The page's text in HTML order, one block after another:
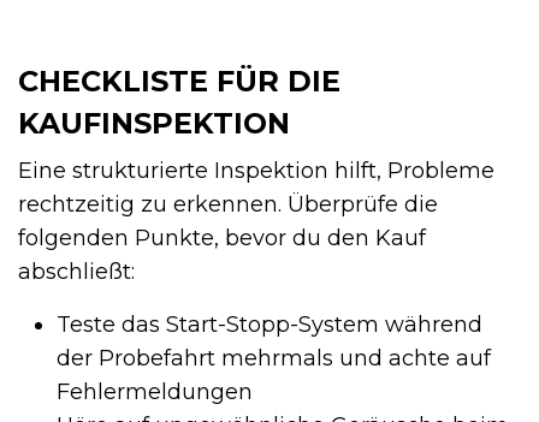
CHECKLISTE FÜR DIE
KAUFINSPEKTION
Eine strukturierte Inspektion hilft, Probleme
rechtzeitig zu erkennen. Überprüfe die
folgenden Punkte, bevor du den Kauf
abschließt:
Teste das Start-Stopp-System während
der Probefahrt mehrmals und achte auf
Fehlermeldungen